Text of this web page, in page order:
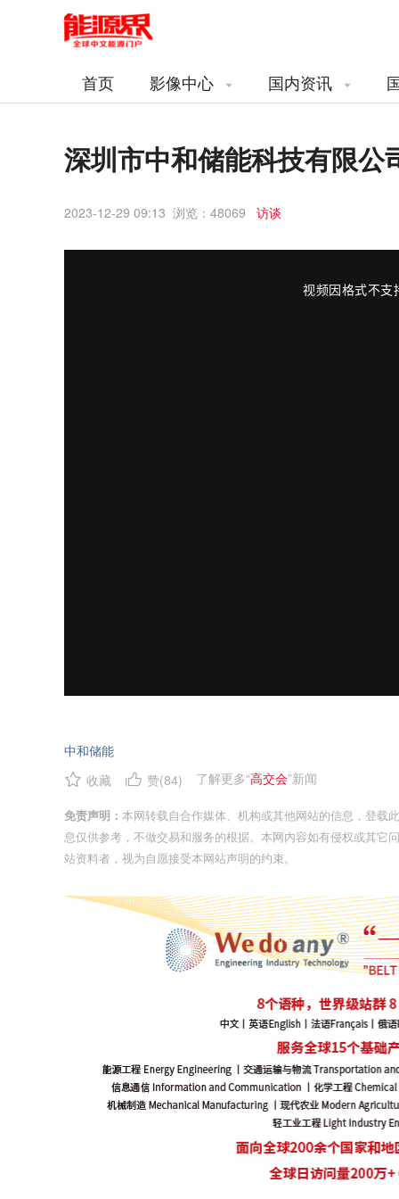
首页 影像中心 国内资讯
深圳市中和储能科技有限
2023-12-29 09:13 浏览： 48069 访谈
视频因格式不支
中和储能
收藏
赞(84) 了解更多“高交会”新闻
免责声明： 本网转载自合作媒体、机构或其他网站的信息，登载
息仅供参考，不做交易和服务的根据。本网内容如有侵权或其它
站资料者，视为自愿接受本网站声明的约束。